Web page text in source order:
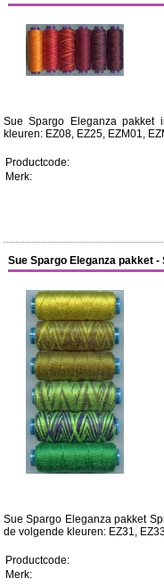
Sue Spargo Eleganza
kleuren: EZ08, EZ25, EZM01,
Productcode:
Merk:
Sue Spargo Eleganza pakket -
Sue Spargo Eleganza pakket
de volgende kleuren: EZ31,
Productcode:
Merk: